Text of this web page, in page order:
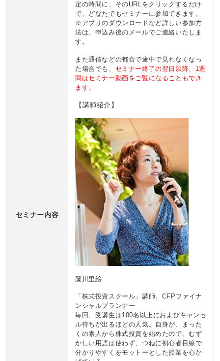
セミナー内容
定の時間に、そのURLをクリックするだけ
で、どなたでもセミナーに参加できます。
※アプリのダウンロードなど詳しい参加方
法は、申込み後のメールでご連絡いたしま
す。
また通信などの都合で途中で見れなくなっ
た場合でも、 セミナー終了の翌日以降、 1週
間はセミナー動画をご覧になることもでき
ます。
【講師紹介】
藤川里絵
「株式投資スクール」講師。CFPファイナ
ンシャルプランナー
毎回、受講生は100名以上におよびキャンセ
ル待ちが出るほどの人気。自身が、まった
くの素人から株式投資を始めたので、むず
かしい用語は使わず、つねに初心者目線で
分かりやすくをモットーとした授業を心か